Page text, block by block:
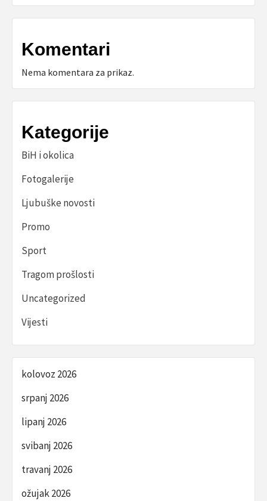
Komentari
Nema komentara za prikaz.
Kategorije
BiH i okolica
Fotogalerije
Ljubuške novosti
Promo
Sport
Tragom prošlosti
Uncategorized
Vijesti
kolovoz 2026
srpanj 2026
lipanj 2026
svibanj 2026
travanj 2026
ožujak 2026